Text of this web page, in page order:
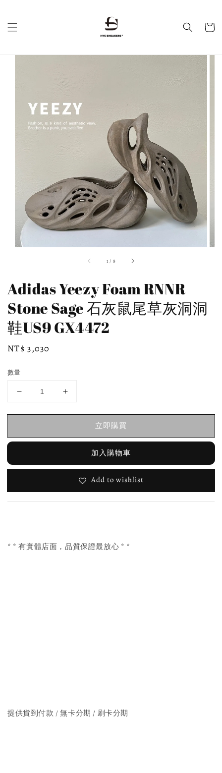
1 / 8
Adidas Yeezy Foam RNNR
Stone Sage 石灰鼠尾草灰洞洞
鞋US9 GX4472
Regular
NT$ 3,030
數量
立即購買
加入購物車
Add to wishlist
* * 有實體店面，品質保證最放心 * *
提供貨到付款 / 無卡分期 / 刷卡分期